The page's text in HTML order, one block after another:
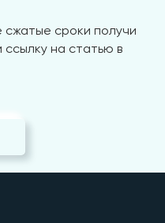
сжатые сроки получи
ссылку на статью в